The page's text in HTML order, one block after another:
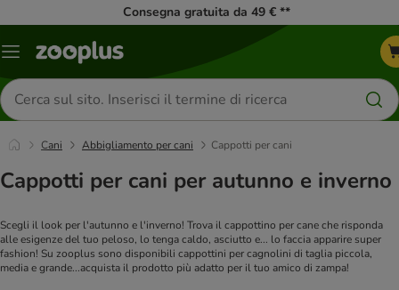
Consegna gratuita da 49 € **
Overview
Cerca
prodotti
Cani Abbigliamento per cani Cappotti per cani
Cappotti per cani per autunno e inverno
Scegli il look per l'autunno e l'inverno! Trova il cappottino per cane che risponda
alle esigenze del tuo peloso, lo tenga caldo, asciutto e... lo faccia apparire super
fashion! Su zooplus sono disponibili cappottini per cagnolini di taglia piccola,
media e grande...acquista il prodotto più adatto per il tuo amico di zampa!